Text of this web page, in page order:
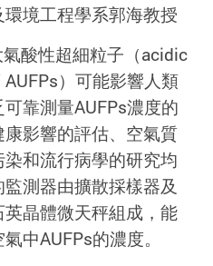
境工程學系郭海教授
酸性超細粒子（acidic
）可能影響人類
靠測量AUFPs濃度的
影響的評估、空氣質
和流行病學的研究均
測器由擴散採樣器及
晶體微天秤組成，能
中AUFPs的濃度。